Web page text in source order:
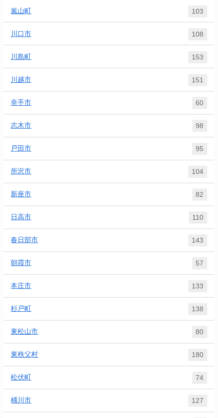
嵐山町 103
川口市 108
川島町 153
川越市 151
幸手市 60
志木市 98
戸田市 95
所沢市 104
新座市 82
日高市 110
春日部市 143
朝霞市 57
本庄市 133
杉戸町 138
東松山市 80
東秩父村 180
松伏町 74
桶川市 127